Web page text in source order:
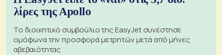
λίρες της Apollo
Το διοικητικό συμβούλιο της EasyJet συνέστησε
ομόφωνα την προσφορά μετρητών μετά από μήνες
αβεβαιότητας